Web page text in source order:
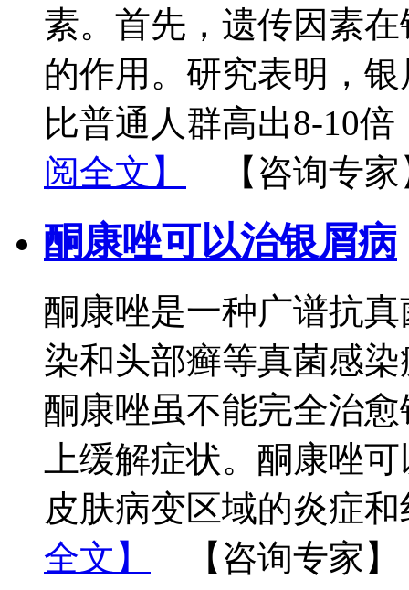
素。首先，遗传因素
的作用。研究表明，
比普通人群高出8-10
阅全文】
【咨询专
酮康唑可以治银屑病
酮康唑是一种广谱抗
染和头部癣等真菌感
酮康唑虽不能完全治
上缓解症状。酮康唑
皮肤病变区域的炎症
全文】
【咨询专家】